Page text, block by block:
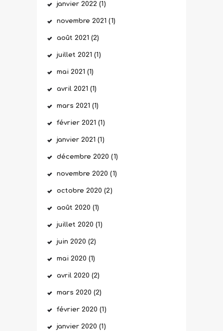
janvier2022 (1)
novembre2021 (1)
août 2021 (2)
juillet2021 (1)
mai 2021 (1)
avril 2021 (1)
mars 2021 (1)
février2021 (1)
janvier2021 (1)
décembre2020 (1)
novembre2020 (1)
octobre2020 (2)
août 2020 (1)
juillet2020 (1)
juin 2020 (2)
mai 2020 (1)
avril 2020 (2)
mars 2020 (2)
février2020 (1)
janvier2020 (1)